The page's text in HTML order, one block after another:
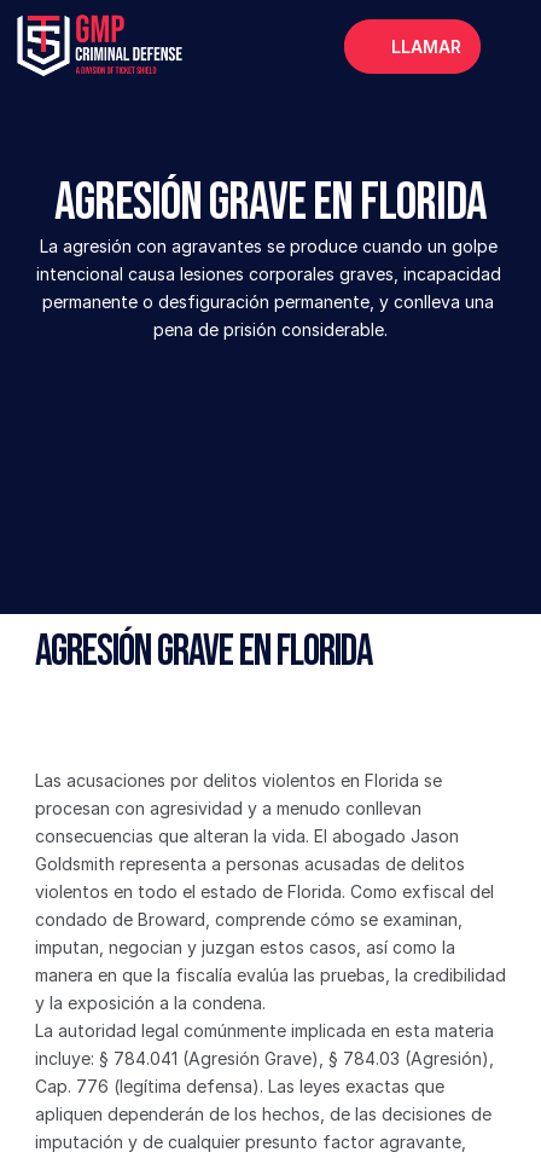
LLAMAR
Acerca de
Servicios
Preguntas frecuentes
Blog
Agresión grave en Florida
La agresión con agravantes se produce cuando un golpe
intencional causa lesiones corporales graves, incapacidad
permanente o desfiguración permanente, y conlleva una
pena de prisión considerable.
Agresión Grave en Florida
Las acusaciones por delitos violentos en Florida se
procesan con agresividad y a menudo conllevan
consecuencias que alteran la vida. El abogado Jason
Goldsmith representa a personas acusadas de delitos
violentos en todo el estado de Florida. Como exfiscal del
condado de Broward, comprende cómo se examinan,
imputan, negocian y juzgan estos casos, así como la
manera en que la fiscalía evalúa las pruebas, la credibilidad
y la exposición a la condena.
La autoridad legal comúnmente implicada en esta materia
incluye: § 784.041 (Agresión Grave), § 784.03 (Agresión),
Cap. 776 (legítima defensa). Las leyes exactas que
apliquen dependerán de los hechos, de las decisiones de
imputación y de cualquier presunto factor agravante,